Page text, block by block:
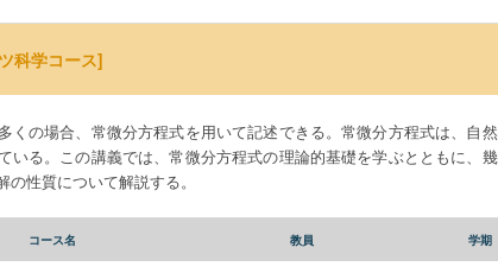
科学コース]
くの場合、常微分方程式を用いて記述できる。常微分方程式は、自
いる。この講義では、常微分方程式の理論的基礎を学ぶとともに、
性質について解説する。
コース名 教員 学期